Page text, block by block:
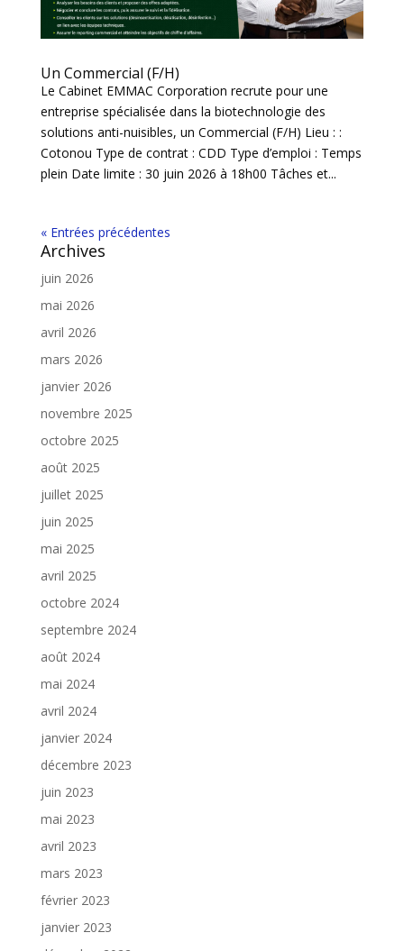
Un Commercial (F/H)
Le Cabinet EMMAC Corporation recrute pour une
entreprise spécialisée dans la biotechnologie des
solutions anti-nuisibles, un Commercial (F/H) Lieu : :
Cotonou Type de contrat : CDD Type d’emploi : Temps
plein Date limite : 30 juin 2026 à 18h00 Tâches et...
« Entrées précédentes
Archives
juin 2026
mai 2026
avril 2026
mars 2026
janvier 2026
novembre 2025
octobre 2025
août 2025
juillet 2025
juin 2025
mai 2025
avril 2025
octobre 2024
septembre 2024
août 2024
mai 2024
avril 2024
janvier 2024
décembre 2023
juin 2023
mai 2023
avril 2023
mars 2023
février 2023
janvier 2023